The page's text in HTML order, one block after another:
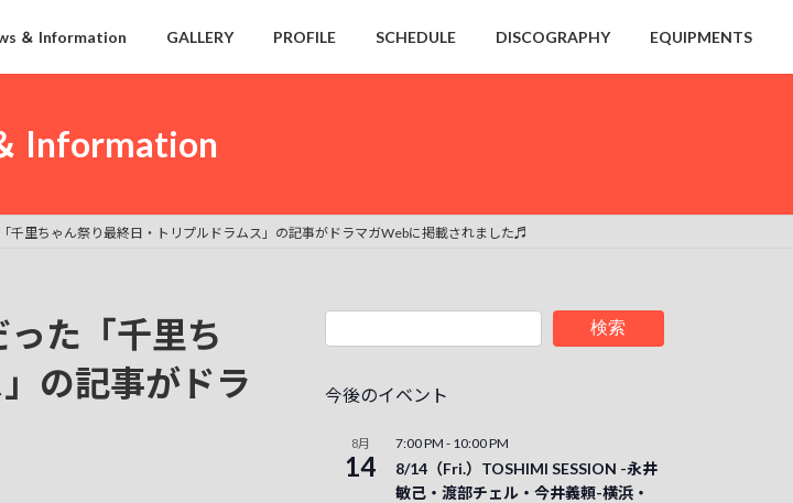
＆ Information GALLERY PROFILE SCHEDULE DISCOGRAPHY EQUIPMENTS
Information
千里ちゃん祭り最終日・トリプルドラムス」の記事がドラマガWebに掲載されました♬
た「千里ち
の記事がドラ
検索
今後のイベント
8月
14
7:00 PM - 10:00 PM
8/14（Fri.）TOSHIMI SESSION -永井
敏己・渡部チェル・今井義頼-横浜・